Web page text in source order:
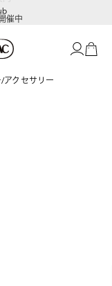
催中
アクセサリー